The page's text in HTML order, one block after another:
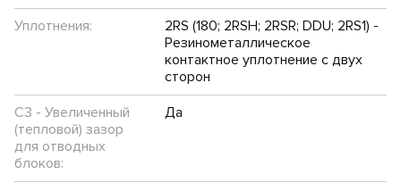
Уплотнения:
2RS (180; 2RSH; 2RSR; DDU; 2RS1) -
Резинометаллическое
контактное уплотнение с двух
сторон
C3 - Увеличенный
(тепловой) зазор
для отводных
блоков:
Да